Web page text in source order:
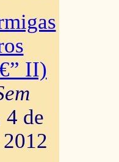
II)
4 de